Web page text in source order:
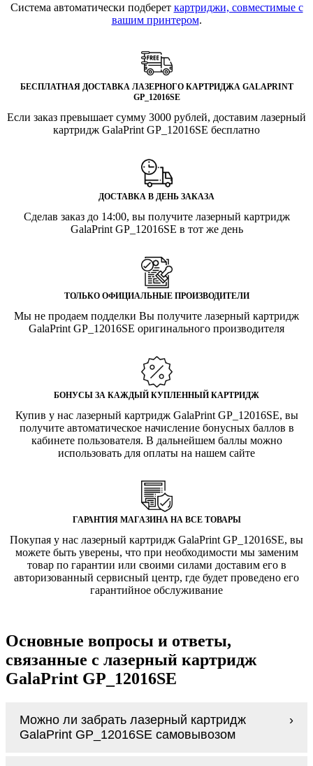
Система автоматически подберет картриджи, совместимые с
вашим принтером.
БЕСПЛАТНАЯ ДОСТАВКА ЛАЗЕРНОГО КАРТРИДЖА GALAPRINT
GP_12016SE
Если заказ превышает сумму 3000 рублей, доставим лазерный
картридж GalaPrint GP_12016SE бесплатно
ДОСТАВКА В ДЕНЬ ЗАКАЗА
Сделав заказ до 14:00, вы получите лазерный картридж
GalaPrint GP_12016SE в тот же день
ТОЛЬКО ОФИЦИАЛЬНЫЕ ПРОИЗВОДИТЕЛИ
Мы не продаем подделки Вы получите лазерный картридж
GalaPrint GP_12016SE оригинального производителя
БОНУСЫ ЗА КАЖДЫЙ КУПЛЕННЫЙ КАРТРИДЖ
Купив у нас лазерный картридж GalaPrint GP_12016SE, вы
получите автоматическое начисление бонусных баллов в
кабинете пользователя. В дальнейшем баллы можно
использовать для оплаты на нашем сайте
ГАРАНТИЯ МАГАЗИНА НА ВСЕ ТОВАРЫ
Покупая у нас лазерный картридж GalaPrint GP_12016SE, вы
можете быть уверены, что при необходимости мы заменим
товар по гарантии или своими силами доставим его в
авторизованный сервисный центр, где будет проведено его
гарантийное обслуживание
Основные вопросы и ответы,
связанные с лазерный картридж
GalaPrint GP_12016SE
Можно ли забрать лазерный картридж
GalaPrint GP_12016SE самовывозом